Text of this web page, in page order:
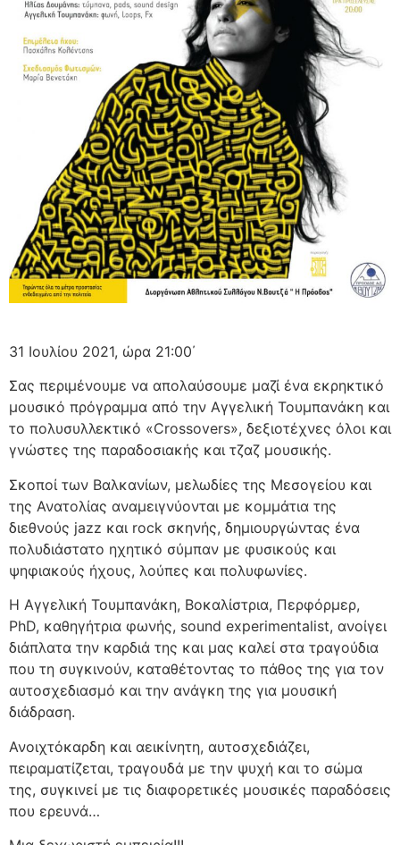
31 Ιουλίου 2021, ώρα 21:00΄
Σας περιμένουμε να απολαύσουμε μαζί ένα εκρηκτικό
μουσικό πρόγραμμα από την Αγγελική Τουμπανάκη και
το πολυσυλλεκτικό «Crossovers», δεξιοτέχνες όλοι και
γνώστες της παραδοσιακής και τζαζ μουσικής.
Σκοποί των Βαλκανίων, μελωδίες της Μεσογείου και
της Ανατολίας αναμειγνύονται με κομμάτια της
διεθνούς jazz και rock σκηνής, δημιουργώντας ένα
πολυδιάστατο ηχητικό σύμπαν με φυσικούς και
ψηφιακούς ήχους, λούπες και πολυφωνίες.
Η Αγγελική Τουμπανάκη, Βοκαλίστρια, Περφόρμερ,
PhD, καθηγήτρια φωνής, sound experimentalist, ανοίγει
διάπλατα την καρδιά της και μας καλεί στα τραγούδια
που τη συγκινούν, καταθέτοντας το πάθος της για τον
αυτοσχεδιασμό και την ανάγκη της για μουσική
διάδραση.
Ανοιχτόκαρδη και αεικίνητη, αυτοσχεδιάζει,
πειραματίζεται, τραγουδά με την ψυχή και το σώμα
της, συγκινεί με τις διαφορετικές μουσικές παραδόσεις
που ερευνά…